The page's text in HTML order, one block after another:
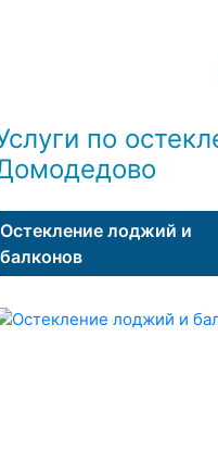
по
Остекление лоджий и
балконов